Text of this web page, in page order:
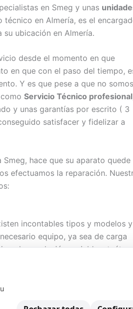
en Smeg y unas
en Almería, es el
su ubicación en Almería.
desde el momento en que
en que con el paso del tiempo,
Y es que pese a que no somos
Servicio Técnico profesional
y unas garantías por escrito ( 3
satisfacer y fidelizar a
hace que su aparato quede
efectuamos la reparación.
incontables tipos y modelos
equipo, ya sea de carga
de revolución variable, etcétera
todas las recomendaciones del
la lavadora presenta algún
en
dado el caso, una reparación de